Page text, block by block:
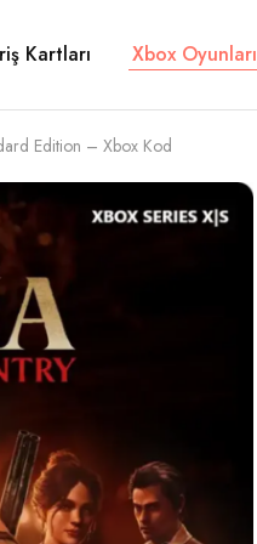
Kartları Xbox Oyunları
Edition – Xbox Kod